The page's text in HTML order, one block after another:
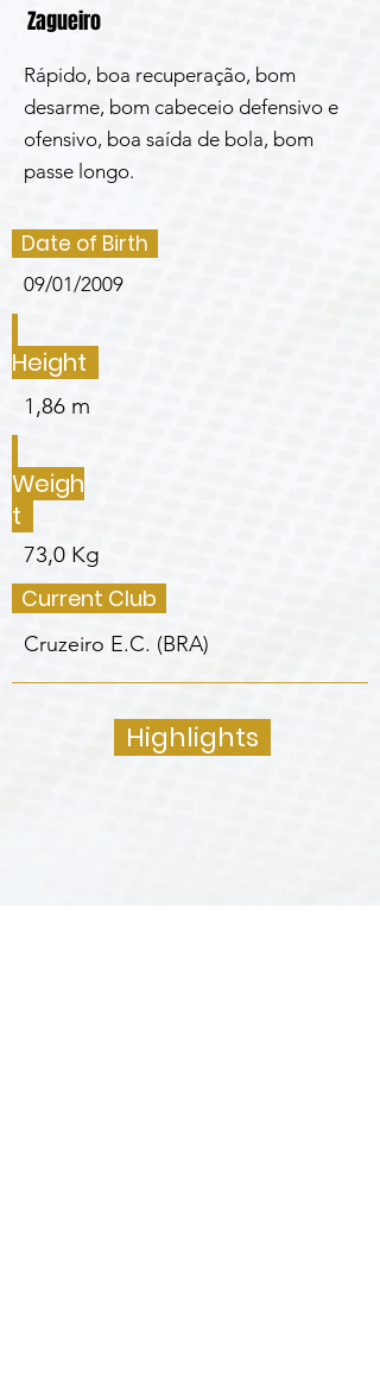
Zagueiro
Rápido, boa recuperação, bom
desarme, bom cabeceio defensivo e
ofensivo, boa saída de bola, bom
passe longo.
Date of Birth
09/01/2009
Height
1,86 m
Weigh
t
73,0 Kg
Current Club
Cruzeiro E.C. (BRA)
Highlights